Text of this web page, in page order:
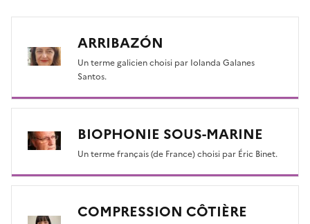
ARRIBAZÓN
Un terme galicien choisi par Iolanda Galanes
Santos.
BIOPHONIE SOUS-MARINE
Un terme français (de France) choisi par Éric Binet.
COMPRESSION CÔTIÈRE